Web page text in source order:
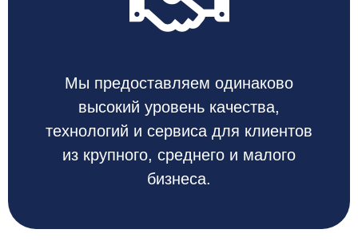
Мы предоставляем одинаково
высокий уровень качества,
технологий и сервиса для клиентов
из крупного, среднего и малого
бизнеса.